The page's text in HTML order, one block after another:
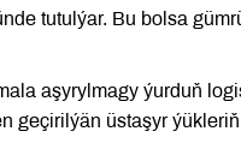
tutulýar. Bu bolsa
aşyrylmagy ýurduň
geçirilýän üstaşyr